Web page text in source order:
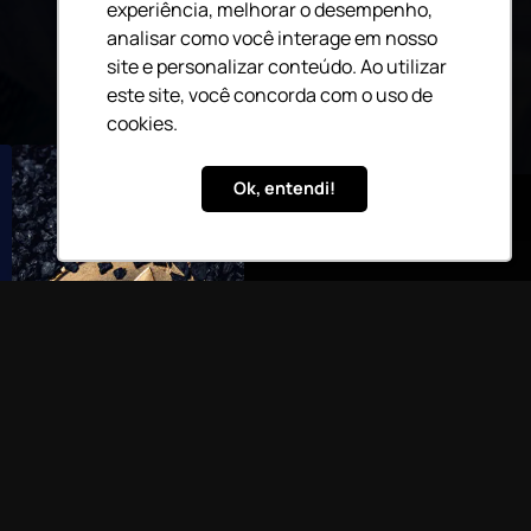
experiência, melhorar o desempenho,
analisar como você interage em nosso
site e personalizar conteúdo. Ao utilizar
este site, você concorda com o uso de
cookies.
Ok, entendi!